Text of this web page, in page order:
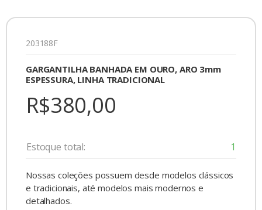
203188F
GARGANTILHA BANHADA EM OURO, ARO 3mm
ESPESSURA, LINHA TRADICIONAL
R$380,00
Estoque total: 1
Nossas coleções possuem desde modelos clássicos
e tradicionais, até modelos mais modernos e
detalhados.